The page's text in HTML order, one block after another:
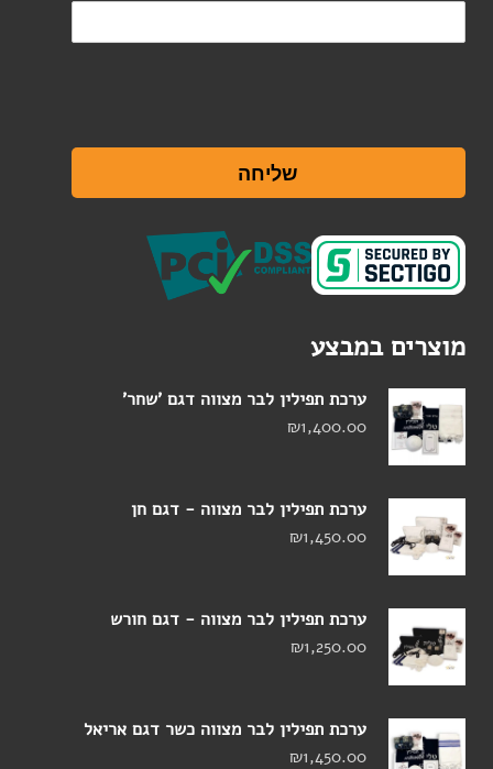
שליחה
מוצרים במבצע
ערכת תפילין לבר מצווה דגם 'שחר'
₪1,400.00
ערכת תפילין לבר מצווה - דגם חן
₪1,450.00
ערכת תפילין לבר מצווה - דגם חורש
₪1,250.00
ערכת תפילין לבר מצווה כשר דגם אריאל
₪1,450.00